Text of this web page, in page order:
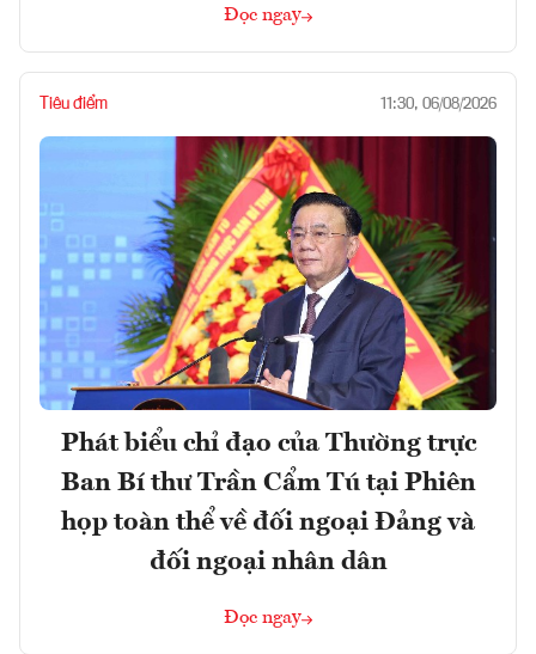
Đọc ngay
Tiêu điểm 11:30, 06/08/2026
Phát biểu chỉ đạo của Thường trực
Ban Bí thư Trần Cẩm Tú tại Phiên
họp toàn thể về đối ngoại Đảng và
đối ngoại nhân dân
Đọc ngay